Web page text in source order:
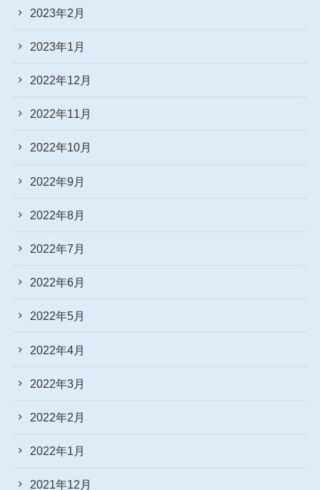
2023年2月
2023年1月
2022年12月
2022年11月
2022年10月
2022年9月
2022年8月
2022年7月
2022年6月
2022年5月
2022年4月
2022年3月
2022年2月
2022年1月
2021年12月